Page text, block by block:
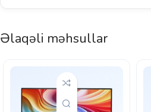
Əlaqəli məhsullar